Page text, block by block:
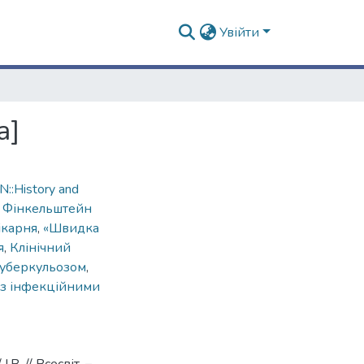
Увійти
and
Фінкельштейн
, «Швидка
, Клінічний
,
інфекційними